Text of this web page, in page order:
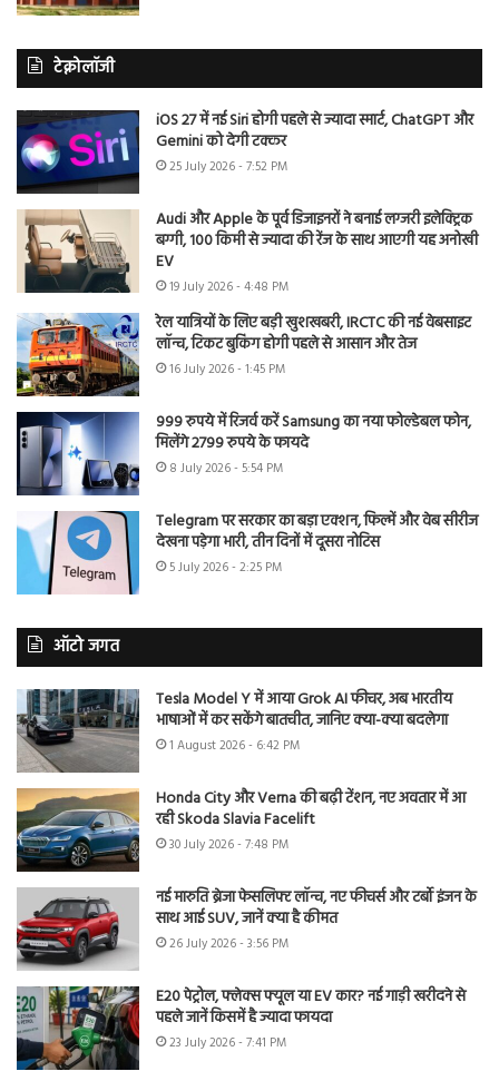
टेक्नोलॉजी
iOS 27 में नई Siri होगी पहले से ज्यादा स्मार्ट, ChatGPT और
Gemini को देगी टक्कर
25 July 2026 - 7:52 PM
Audi और Apple के पूर्व डिजाइनरों ने बनाई लग्जरी इलेक्ट्रिक
बग्गी, 100 किमी से ज्यादा की रेंज के साथ आएगी यह अनोखी
EV
19 July 2026 - 4:48 PM
रेल यात्रियों के लिए बड़ी खुशखबरी, IRCTC की नई वेबसाइट
लॉन्च, टिकट बुकिंग होगी पहले से आसान और तेज
16 July 2026 - 1:45 PM
999 रुपये में रिजर्व करें Samsung का नया फोल्डेबल फोन,
मिलेंगे 2799 रुपये के फायदे
8 July 2026 - 5:54 PM
Telegram पर सरकार का बड़ा एक्शन, फिल्में और वेब सीरीज
देखना पड़ेगा भारी, तीन दिनों में दूसरा नोटिस
5 July 2026 - 2:25 PM
ऑटो जगत
Tesla Model Y में आया Grok AI फीचर, अब भारतीय
भाषाओं में कर सकेंगे बातचीत, जानिए क्या-क्या बदलेगा
1 August 2026 - 6:42 PM
Honda City और Verna की बढ़ी टेंशन, नए अवतार में आ
रही Skoda Slavia Facelift
30 July 2026 - 7:48 PM
नई मारुति ब्रेजा फेसलिफ्ट लॉन्च, नए फीचर्स और टर्बो इंजन के
साथ आई SUV, जानें क्या है कीमत
26 July 2026 - 3:56 PM
E20 पेट्रोल, फ्लेक्स फ्यूल या EV कार? नई गाड़ी खरीदने से
पहले जानें किसमें है ज्यादा फायदा
23 July 2026 - 7:41 PM